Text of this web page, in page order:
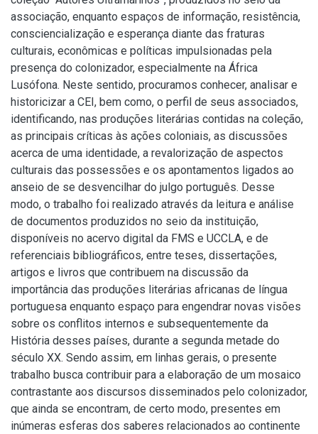
associação, enquanto espaços de informação, resistência,
consciencialização e esperança diante das fraturas
culturais, econômicas e políticas impulsionadas pela
presença do colonizador, especialmente na África
Lusófona. Neste sentido, procuramos conhecer, analisar e
historicizar a CEI, bem como, o perfil de seus associados,
identificando, nas produções literárias contidas na coleção,
as principais críticas às ações coloniais, as discussões
acerca de uma identidade, a revalorização de aspectos
culturais das possessões e os apontamentos ligados ao
anseio de se desvencilhar do julgo português. Desse
modo, o trabalho foi realizado através da leitura e análise
de documentos produzidos no seio da instituição,
disponíveis no acervo digital da FMS e UCCLA, e de
referenciais bibliográficos, entre teses, dissertações,
artigos e livros que contribuem na discussão da
importância das produções literárias africanas de língua
portuguesa enquanto espaço para engendrar novas visões
sobre os conflitos internos e subsequentemente da
História desses países, durante a segunda metade do
século XX. Sendo assim, em linhas gerais, o presente
trabalho busca contribuir para a elaboração de um mosaico
contrastante aos discursos disseminados pelo colonizador,
que ainda se encontram, de certo modo, presentes em
inúmeras esferas dos saberes relacionados ao continente